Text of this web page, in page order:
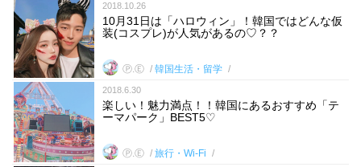
2018.10.26
10月31日は「ハロウィン」！韓国ではどんな仮
装(コスプレ)が人気があるの♡？？
Ⓟ.Ⓔ 韓国生活・留学
2018.6.30
楽しい！魅力満点！！韓国にあるおすすめ「テ
ーマパーク」BEST5♡
Ⓟ.Ⓔ 旅行・Wi-Fi